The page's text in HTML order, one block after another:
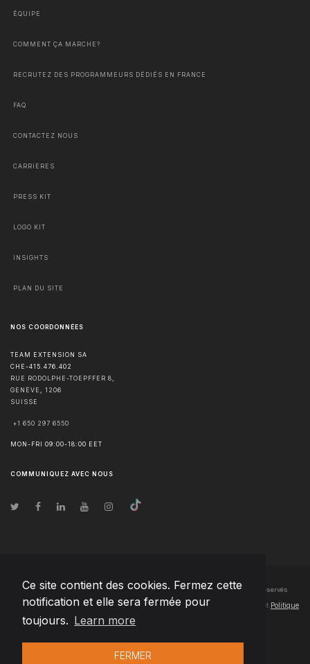
Ce site contient des cookies. Fermez cette
notification et elle sera fermée pour
toujours. Learn more
FERMER
ÉQUIPE
COMMENT ÇA MARCHE?
RECRUTEZ DES PROGRAMMEURS DÉDIÉS EN FRANCE
FAQ
CONTACTEZ NOUS
CARRIÈRES
PRESS KIT
LOGO KIT
INSIGHTS
PLAN DU SITE
NOS COORDONNÉES
TEAM EXTENSION SA
CHE-415.476.402
RUE RODOLPHE-TOEPFFER 8,
GENÈVE
1206
SUISSE
+1 650 297 6550
MON-FRI 09:00-18:00 EET
COMMUNIQUEZ AVEC NOUS
© Droits d'auteur2026 Team Extension SA France- Tous les droits sont réservés
Changelog● En utilisant ce site, vous acceptez nos Conditions d'utilisation et Politique
de confidentialité